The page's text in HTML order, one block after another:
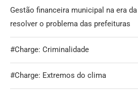
Gestão financeira municipal na era
resolver o problema das prefeituras
#Charge: Criminalidade
#Charge: Extremos do clima